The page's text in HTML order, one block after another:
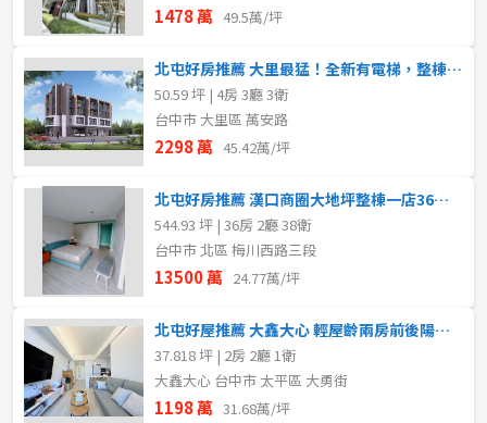
1478 萬 49.5萬/坪
北屯好房推薦 大里最猛！全新有電梯，整棟四樓車庫豪墅
50.59 坪 | 4房 3廳 3衛
台中市 大里區 萬安路
2298 萬 45.42萬/坪
北屯好房推薦 漢口商圈大地坪整棟一店36套單一承租方
544.93 坪 | 36房 2廳 38衛
台中市 北區 梅川西路三段
13500 萬 24.77萬/坪
北屯好屋推薦 大鑫大心 輕屋齡兩房前後陽台配平車
37.818 坪 | 2房 2廳 1衛
大鑫大心 台中市 太平區 大勇街
1198 萬 31.68萬/坪